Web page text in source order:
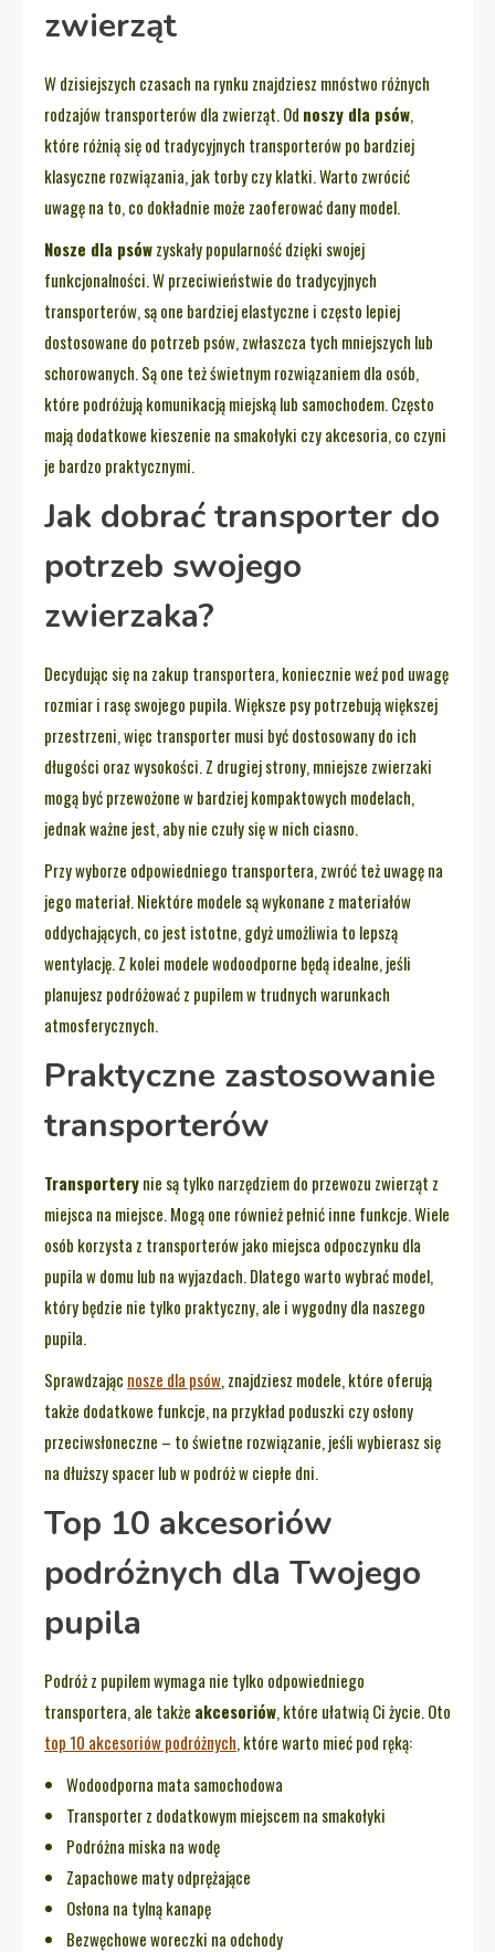
zwierząt
W dzisiejszych czasach na rynku znajdziesz mnóstwo różnych
rodzajów transporterów dla zwierząt. Od noszy dla psów,
które różnią się od tradycyjnych transporterów po bardziej
klasyczne rozwiązania, jak torby czy klatki. Warto zwrócić
uwagę na to, co dokładnie może zaoferować dany model.
Nosze dla psówzyskały popularność dzięki swojej
funkcjonalności. W przeciwieństwie do tradycyjnych
transporterów, są one bardziej elastyczne i często lepiej
dostosowane do potrzeb psów, zwłaszcza tych mniejszych lub
schorowanych. Są one też świetnym rozwiązaniem dla osób,
które podróżują komunikacją miejską lub samochodem. Często
mają dodatkowe kieszenie na smakołyki czy akcesoria, co czyni
je bardzo praktycznymi.
Jak dobrać transporter do
potrzeb swojego
zwierzaka?
Decydując się na zakup transportera, koniecznie weź pod uwagę
rozmiar i rasę swojego pupila. Większe psy potrzebują większej
przestrzeni, więc transporter musi być dostosowany do ich
długości oraz wysokości. Z drugiej strony, mniejsze zwierzaki
mogą być przewożone w bardziej kompaktowych modelach,
jednak ważne jest, aby nie czuły się w nich ciasno.
Przy wyborze odpowiedniego transportera, zwróć też uwagę na
jego materiał. Niektóre modele są wykonane z materiałów
oddychających, co jest istotne, gdyż umożliwia to lepszą
wentylację. Z kolei modele wodoodporne będą idealne, jeśli
planujesz podróżować z pupilem w trudnych warunkach
atmosferycznych.
Praktyczne zastosowanie
transporterów
Transporterynie są tylko narzędziem do przewozu zwierząt z
miejsca na miejsce. Mogą one również pełnić inne funkcje. Wiele
osób korzysta z transporterów jako miejsca odpoczynku dla
pupila w domu lub na wyjazdach. Dlatego warto wybrać model,
który będzie nie tylko praktyczny, ale i wygodny dla naszego
pupila.
Sprawdzając nosze dla psów, znajdziesz modele, które oferują
także dodatkowe funkcje, na przykład poduszki czy osłony
przeciwsłoneczne – to świetne rozwiązanie, jeśli wybierasz się
na dłuższy spacer lub w podróż w ciepłe dni.
Top 10 akcesoriów
podróżnych dla Twojego
pupila
Podróż z pupilem wymaga nie tylko odpowiedniego
transportera, ale także akcesoriów, które ułatwią Ci życie. Oto
top 10 akcesoriów podróżnych, które warto mieć pod ręką:
Wodoodporna mata samochodowa
Transporter z dodatkowym miejscem na smakołyki
Podróżna miska na wodę
Zapachowe maty odprężające
Osłona na tylną kanapę
Bezwęchowe woreczki na odchody